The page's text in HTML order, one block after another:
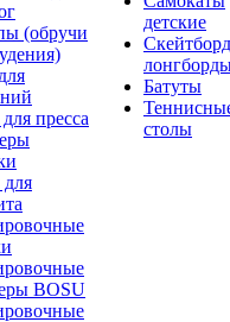
(обручи
пресса
BOSU
детские
Батуты
столы